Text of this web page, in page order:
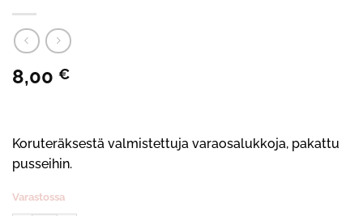
8,00 €
Koruteräksestä valmistettuja varaosalukkoja, pakattu
pusseihin.
Varastossa